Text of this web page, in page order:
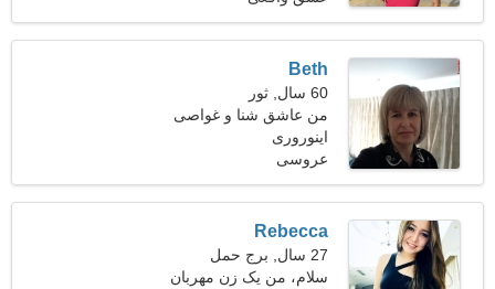
Beth
60 سال, ثور
من عاشق شنا و غواصی
هستم
اینوروری
عروسی
Rebecca
27 سال, برج حمل
سلام، من یک زن مهربان